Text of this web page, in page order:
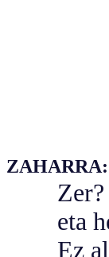
ZAHARRA:
Zer?
eta
Ez al